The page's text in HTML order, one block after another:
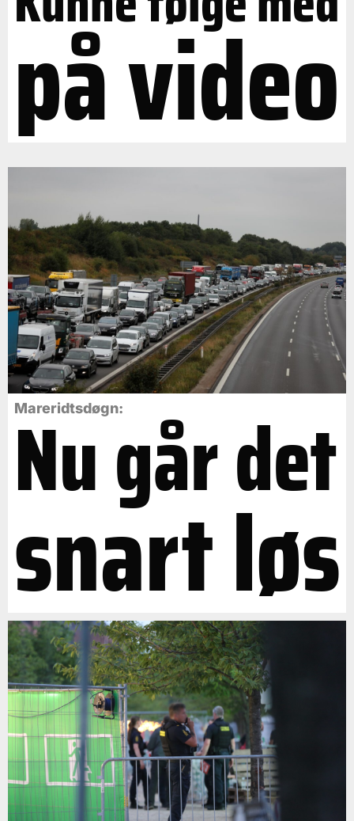
på video
Mareridtsdøgn:
Nu går det
snart løs